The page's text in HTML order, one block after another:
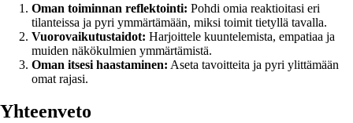
Oman toiminnan reflektointi: Pohdi omia reaktioitasi eri
tilanteissa ja pyri ymmärtämään, miksi toimit tietyllä tavalla.
Vuorovaikutustaidot: Harjoittele kuuntelemista, empatiaa ja
muiden näkökulmien ymmärtämistä.
Oman itsesi haastaminen: Aseta tavoitteita ja pyri ylittämään
omat rajasi.
Yhteenveto